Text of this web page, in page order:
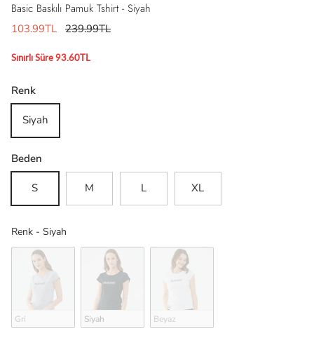
Basic Baskılı Pamuk Tshirt - Siyah
103.99TL 239.99TL
Sınırlı Süre 93.60TL
Renk
Siyah
Beden
S M L XL
Renk - Siyah
Gri Siyah Beyaz